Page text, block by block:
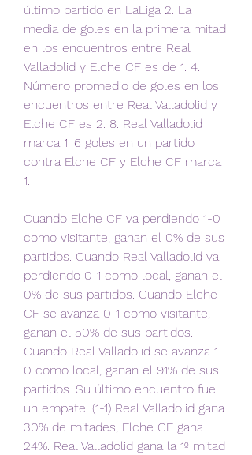
último partido en LaLiga 2. La
media de goles en la primera mitad
en los encuentros entre Real
Valladolid y Elche CF es de 1. 4.
Número promedio de goles en los
encuentros entre Real Valladolid y
Elche CF es 2. 8. Real Valladolid
marca 1. 6 goles en un partido
contra Elche CF y Elche CF marca
1.
Cuando Elche CF va perdiendo 1-0
como visitante, ganan el 0% de sus
partidos. Cuando Real Valladolid va
perdiendo 0-1 como local, ganan el
0% de sus partidos. Cuando Elche
CF se avanza 0-1 como visitante,
ganan el 50% de sus partidos.
Cuando Real Valladolid se avanza 1-
0 como local, ganan el 91% de sus
partidos. Su último encuentro fue
un empate. (1-1) Real Valladolid gana
30% de mitades, Elche CF gana
24%. Real Valladolid gana la 1º mitad